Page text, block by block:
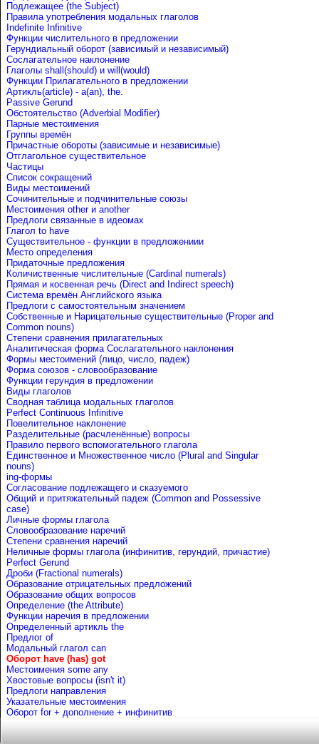
Подлежащее (the Subject)
Правила употребления модальных глаголов
Indefinite Infinitive
Функции числительного в предложении
Герундиальный оборот (зависимый и независимый)
Сослагательное наклонение
Глаголы shall(should) и will(would)
Функции Прилагательного в предложении
Артикль(article) - a(an), the.
Passive Gerund
Обстоятельство (Adverbial Modifier)
Парные местоимения
Группы времён
Причастные обороты (зависимые и независимые)
Отглагольное существительное
Частицы
Список сокращений
Виды местоимений
Сочинительные и подчинительные союзы
Местоимения other и another
Предлоги связанные в идеомах
Глагол to have
Существительное - функции в предложениии
Место определения
Придаточные предложения
Количиственные числительные (Cardinal numerals)
Прямая и косвенная речь (Direct and Indirect speech)
Система времён Английского языка
Предлоги с самостоятельным значением
Собственные и Нарицательные cуществительные (Proper and
Common nouns)
Степени сравнения прилагательных
Аналитическая форма Сослагательного наклонения
Формы местоимений (лицо, число, падеж)
Форма союзов - словообразование
Функции герундия в предложении
Виды глаголов
Сводная таблица модальных глаголов
Perfect Continuous Infinitive
Повелительное наклонение
Разделительные (расчленённые) вопросы
Правило первого вспомогательного глагола
Единственное и Множественное число (Plural and Singular
nouns)
ing-формы
Согласование подлежащего и сказуемого
Общий и притяжательный падеж (Common and Possessive
case)
Личные формы глагола
Словообразование наречий
Степени сравнения наречий
Неличные формы глагола (инфинитив, герундий, причастие)
Perfect Gerund
Дроби (Fractional numerals)
Образование отрицательных предложений
Образование общих вопросов
Определение (the Attribute)
Функции наречия в предложении
Определенный артикль the
Предлог of
Mодальный глагол can
Оборот have (has) got
Местоимения some any
Хвостовые вопросы (isn't it)
Предлоги направления
Указательные местоимения
Оборот for + дополнение + инфинитив